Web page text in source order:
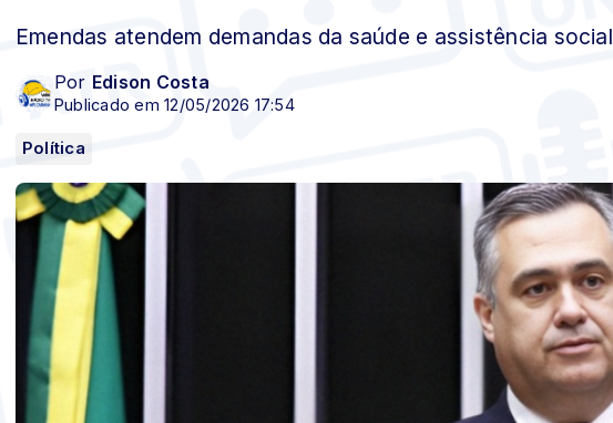
Emendas atendem demandas da saúde e assistência social
Por Edison Costa
Publicado em 12/05/2026 17:54
Política